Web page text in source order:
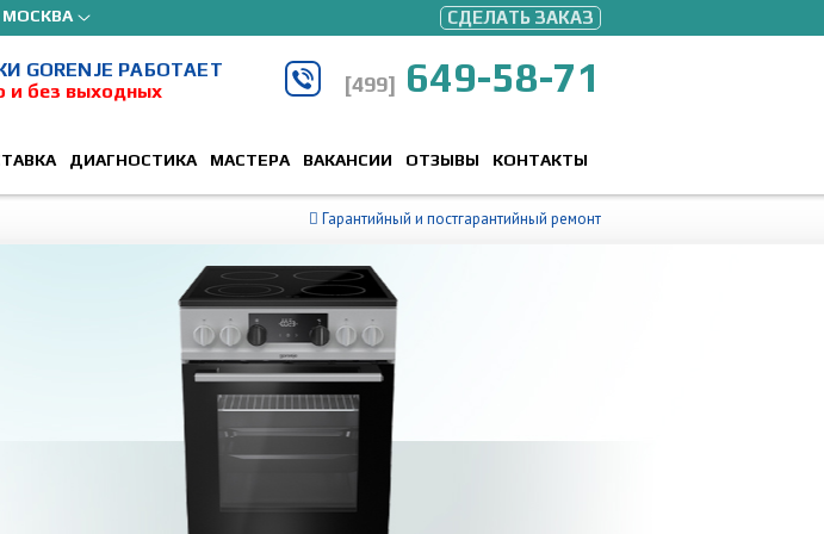
МОСКВА СДЕЛАТЬ ЗАКАЗ
РАБОТАЕТ
и без выходных
[499] 649-58-71
ДИАГНОСТИКА МАСТЕРА ВАКАНСИИ ОТЗЫВЫ КОНТАКТЫ
Гарантийный и постгарантийный ремонт